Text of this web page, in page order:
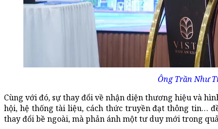
Ông Trần Như
Cùng với đó, sự thay đổi về nhận diện thương hiệu và
hội, hệ thống tài liệu, cách thức truyền đạt thông tin…
thay đổi bề ngoài, mà phản ánh một tư duy mới trong